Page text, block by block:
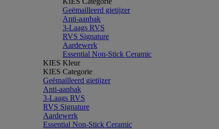
Geëmailleerd gietijzer
Anti-aanbak
3-Laags RVS
RVS Signature
Aardewerk
Essential Non-Stick Ceramic
KIES Kleur
KIES Categorie
Geëmailleerd gietijzer
Anti-aanbak
3-Laags RVS
RVS Signature
Aardewerk
Essential Non-Stick Ceramic